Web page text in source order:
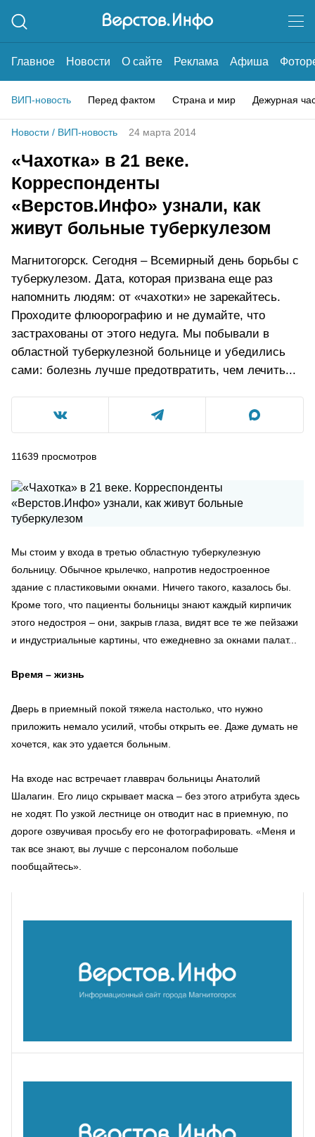
Главное Новости О сайте Реклама Афиша
ВИП-новость Перед фактом Страна и мир Дежурная
Новости / ВИП-новость 24 марта 2014
«Чахотка» в 21 веке.
Корреспонденты
«Верстов.Инфо» узнали, как
живут больные туберкулезом
Магнитогорск. Сегодня – Всемирный день борьбы с
туберкулезом. Дата, которая призвана еще раз
напомнить людям: от «чахотки» не зарекайтесь.
Проходите флюорографию и не думайте, что
застрахованы от этого недуга. Мы побывали в
областной туберкулезной больнице и убедились
сами: болезнь лучше предотвратить, чем лечить...
11639 просмотров
Мы стоим у входа в третью областную туберкулезную
больницу. Обычное крылечко, напротив недостроенное
здание с пластиковыми окнами. Ничего такого, казалось бы.
Кроме того, что пациенты больницы знают каждый кирпичик
этого недостроя – они, закрыв глаза, видят все те же пейзажи
и индустриальные картины, что ежедневно за окнами палат...
Время – жизнь
Дверь в приемный покой тяжела настолько, что нужно
приложить немало усилий, чтобы открыть ее. Даже думать не
хочется, как это удается больным.
На входе нас встречает главврач больницы Анатолий
Шалагин. Его лицо скрывает маска – без этого атрибута здесь
не ходят. По узкой лестнице он отводит нас в приемную, по
дороге озвучивая просьбу его не фотографировать. «Меня и
так все знают, вы лучше с персоналом побольше
пообщайтесь».